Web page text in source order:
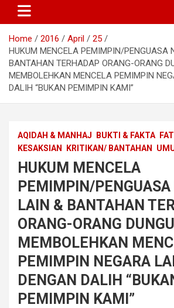
Home 2016 April
25
HUKUM MENCELA PEMIMPIN/PENGUASA
BANTAHAN TERHADAP ORANG-ORANG
MEMBOLEHKAN MENCELA PEMIMPIN
DALIH “BUKAN PEMIMPIN KAMI”
AQIDAH & MANHAJ BUKTI & FAKTA
KESAKSIAN
KRITIKAN/ BANTAHAN
HUKUM MENCELA
PEMIMPIN/PENGUASA
LAIN & BANTAHAN
ORANG-ORANG
MEMBOLEHKAN
PEMIMPIN NEGARA
DENGAN DALIH
PEMIMPIN KAMI”